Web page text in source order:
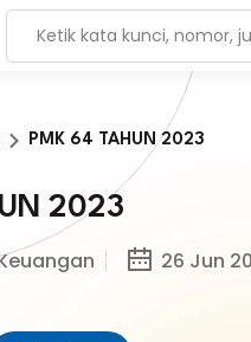
PMK 64 TAHUN 2023
2023
26 Jun